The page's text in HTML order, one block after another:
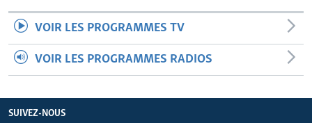
VOIR LES PROGRAMMES TV
VOIR LES PROGRAMMES RADIOS
SUIVEZ-NOUS